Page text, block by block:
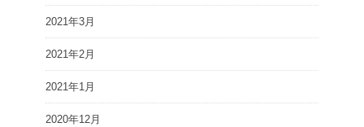
2021年3月
2021年2月
2021年1月
2020年12月